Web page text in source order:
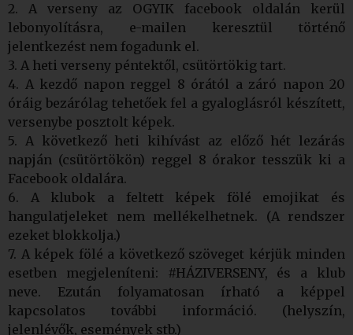
2. A verseny az OGYIK facebook oldalán kerül
lebonyolításra, e-mailen keresztül történő
jelentkezést nem fogadunk el.
3. A heti verseny péntektől, csütörtökig tart.
4. A kezdő napon reggel 8 órától a záró napon 20
óráig bezárólag tehetőek fel a gyaloglásról készített,
versenybe posztolt képek.
5. A következő heti kihívást az előző hét lezárás
napján (csütörtökön) reggel 8 órakor tesszük ki a
Facebook oldalára.
6. A klubok a feltett képek fölé emojikat és
hangulatjeleket nem mellékelhetnek. (A rendszer
ezeket blokkolja.)
7. A képek fölé a következő szöveget kérjük minden
esetben megjeleníteni: #HÁZIVERSENY, és a klub
neve. Ezután folyamatosan írható a képpel
kapcsolatos további információ. (helyszín,
jelenlévők, események stb.)